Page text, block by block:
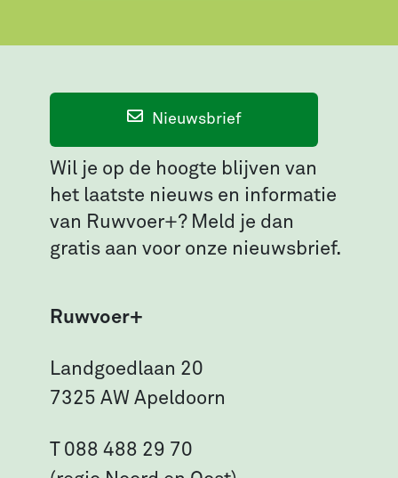
Nieuwsbrief
Wil je op de hoogte blijven van
het laatste nieuws en informatie
van Ruwvoer+? Meld je dan
gratis aan voor onze nieuwsbrief.
Ruwvoer+
Landgoedlaan 20
7325 AW Apeldoorn
T 088 488 29 70